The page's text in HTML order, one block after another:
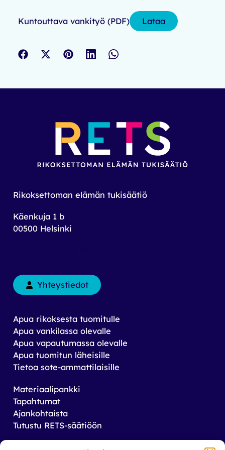
Kuntouttava vankityö (PDF) Lataa
Rikoksettoman elämän tukisäätiö
Käenkuja 1 b
00500 Helsinki
Yhteystiedot
Apua rikoksesta tuomitulle
Apua vankilassa olevalle
Apua vapautumassa olevalle
Apua tuomitun läheisille
Tietoa sote-ammattilaisille
Materiaalipankki
Tapahtumat
Ajankohtaista
Tutustu RETS-säätiöön